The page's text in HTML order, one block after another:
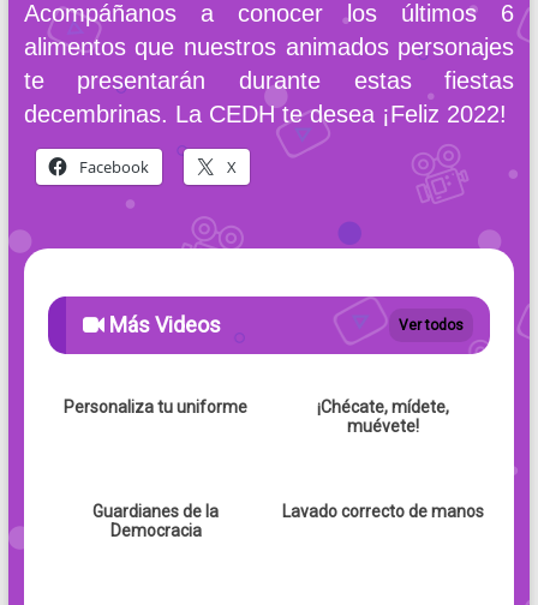
Acompáñanos a conocer los últimos 6
alimentos que nuestros animados personajes
te presentarán durante estas fiestas
decembrinas. La CEDH te desea ¡Feliz 2022!
Facebook X
Más Videos Ver todos
Personaliza tu uniforme
¡Chécate, mídete,
muévete!
Guardianes de la
Democracia
Lavado correcto de manos